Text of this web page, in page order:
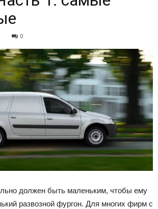
0
должен быть маленьким, чтобы ему
развозной фургон. Для многих фирм с